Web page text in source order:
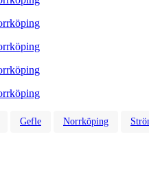
Gefle Norrköping